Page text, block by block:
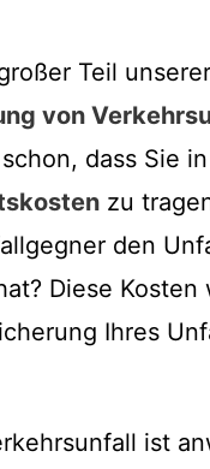
Teil
von
dass Sie
zu
den
Diese Kosten
Ihres
ist